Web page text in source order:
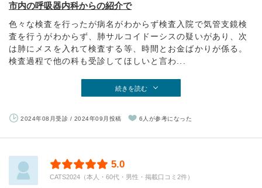
市内の呼吸器内科からの紹介で
色々な検査を行ったが病名がわからず検査入院で気管支鏡検
査を行うがわからず、肺サルコイドーシスの疑いがあり、次
は肺にメスを入れて検査する等、時間とお金ばかりが係る。
検査過程で他の科も受診してほしいと言わ...
続きを読む
2024年08月受診 / 2024年09月投稿 6人が参考になった
5.0
CATS2024（本人・60代・男性・掲載口コミ2件）